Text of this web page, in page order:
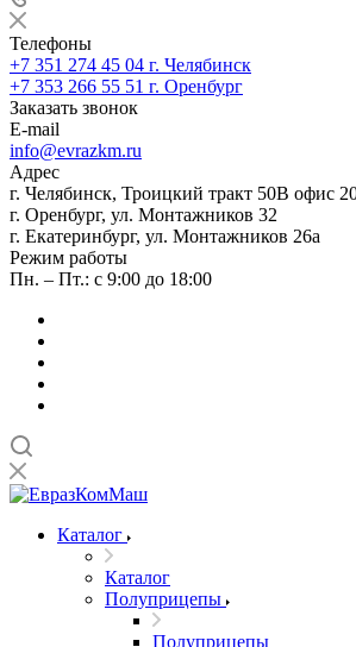
Телефоны
+7 351 274 45 04 г. Челябинск
+7 353 266 55 51 г. Оренбург
Заказать звонок
E-mail
info@evrazkm.ru
Адрес
г. Челябинск, Троицкий тракт 50В офис
г. Оренбург, ул. Монтажников 32
г. Екатеринбург, ул. Монтажников 26а
Режим работы
Пн. – Пт.: с 9:00 до 18:00
Каталог
Каталог
Полуприцепы
Полуприцепы